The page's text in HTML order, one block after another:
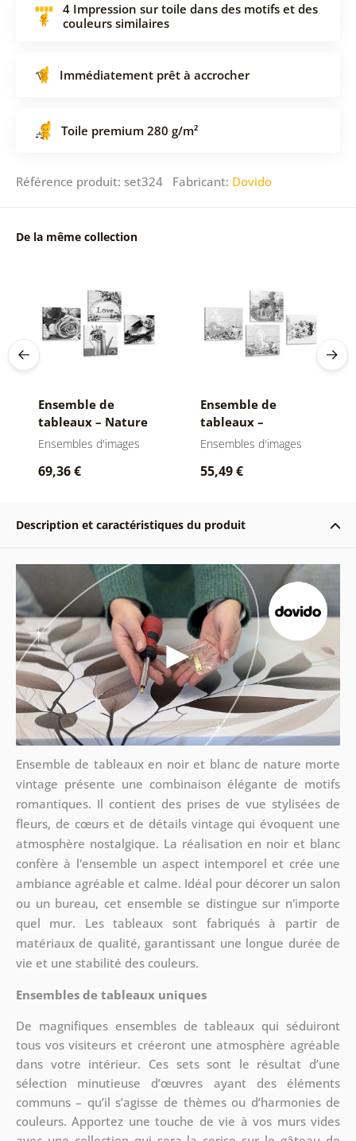
4 Impression sur toile dans des motifs et des
couleurs similaires
Immédiatement prêt à accrocher
Toile premium 280 g/m²
Référence produit: set324 Fabricant: Dovido
De la même collection
Ensemble de
tableaux – Nature
morte vintage avec
Ensembles d'images
69,36 €
Ensemble de
tableaux –
Lanternes en noir et
Ensembles d'images
55,49 €
Description et caractéristiques du produit
Ensemble de tableaux en noir et blanc de nature morte
vintage présente une combinaison élégante de motifs
romantiques. Il contient des prises de vue stylisées de
fleurs, de cœurs et de détails vintage qui évoquent une
atmosphère nostalgique. La réalisation en noir et blanc
confère à l'ensemble un aspect intemporel et crée une
ambiance agréable et calme. Idéal pour décorer un salon
ou un bureau, cet ensemble se distingue sur n'importe
quel mur. Les tableaux sont fabriqués à partir de
matériaux de qualité, garantissant une longue durée de
vie et une stabilité des couleurs.
Ensembles de tableaux uniques
De magnifiques ensembles de tableaux qui séduiront
tous vos visiteurs et créeront une atmosphère agréable
dans votre intérieur. Ces sets sont le résultat d’une
sélection minutieuse d’œuvres ayant des éléments
communs – qu’il s’agisse de thèmes ou d’harmonies de
couleurs. Apportez une touche de vie à vos murs vides